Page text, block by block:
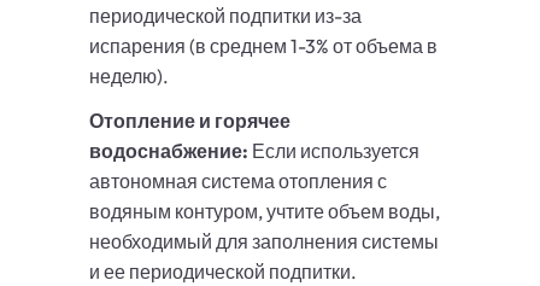
периодической подпитки из-за
испарения (в среднем 1-3% от объема в
неделю).
Отопление и горячее
водоснабжение: Если используется
автономная система отопления с
водяным контуром, учтите объем воды,
необходимый для заполнения системы
и ее периодической подпитки.